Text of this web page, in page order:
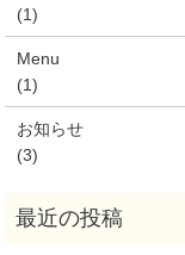
(1)
Menu
(1)
お知らせ
(3)